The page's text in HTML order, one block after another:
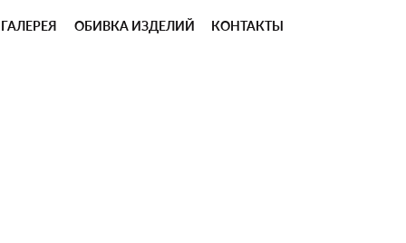
ГАЛЕРЕЯ ОБИВКА ИЗДЕЛИЙ КОНТАКТЫ